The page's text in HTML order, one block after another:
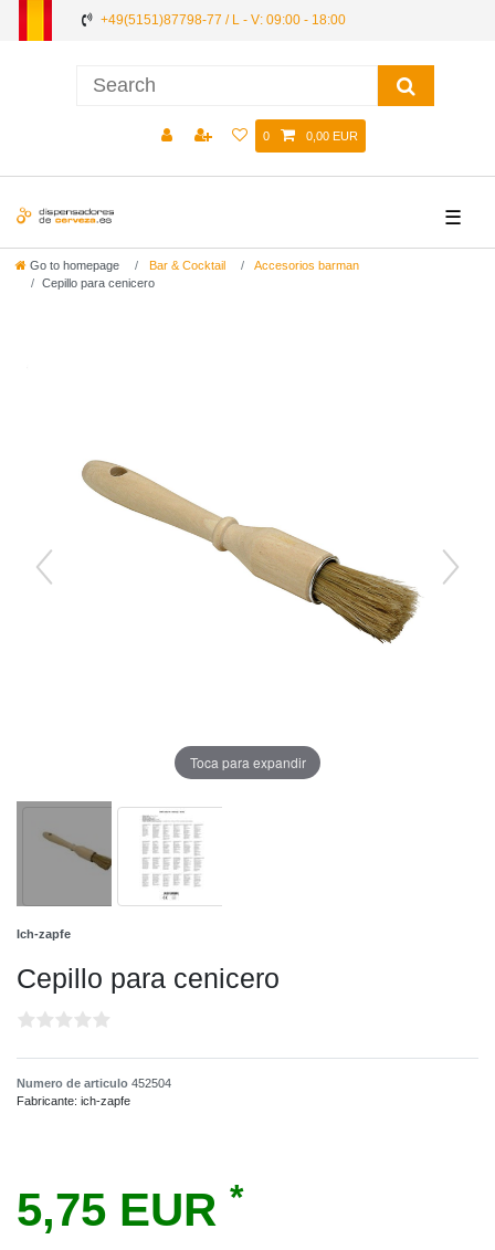
+49(5151)87798-77 / L - V: 09:00 - 18:00
0 0,00 EUR
☰
Go to homepage Bar & Cocktail
Accesorios barman
Cepillo para cenicero
Toca para expandir
Ich-zapfe
Cepillo para cenicero
Numero de articulo 452504
Fabricante: ich-zapfe
5,75 EUR *